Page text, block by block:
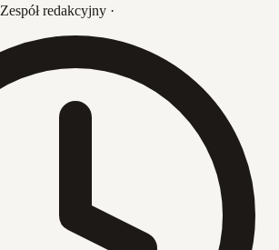
Zespół redakcyjny ·